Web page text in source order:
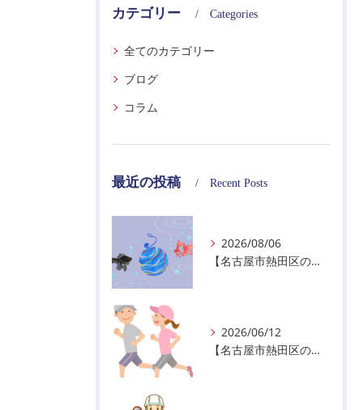
カテゴリー Categories
全てのカテゴリー
ブログ
コラム
最近の投稿 Recent Posts
2026/08/06
【名古屋市熱田区の警備会社】夏季休業のお知らせ
2026/06/12
【名古屋市熱田区の警備会社】暑熱順化で熱中症対策を！